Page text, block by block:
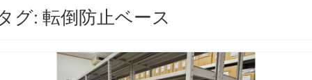
グ: 転倒防止ベース